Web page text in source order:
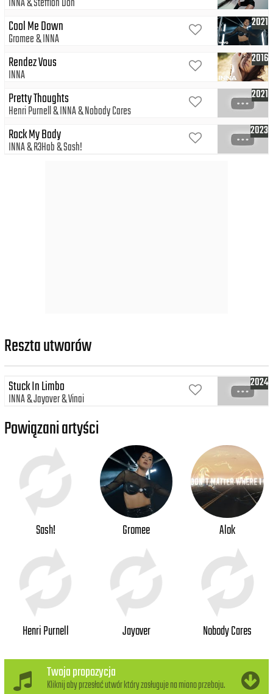
2021
Cool Me Down
Gromee INNA
2016
Rendez Vous
INNA
2021
Pretty Thoughts
Henri Purnell INNA Nobody Cares
2023
Rock My Body
INNA R3Hab Sash!
Reszta utworów
2024
Stuck In Limbo
INNA Jayover Vinai
Powiązani artyści
Sash! Gromee Alok
Henri Purnell Jayover Nobody Cares
Twoja propozycja
Kliknij aby przesłać utwór który zasługuje na miano przeboju.